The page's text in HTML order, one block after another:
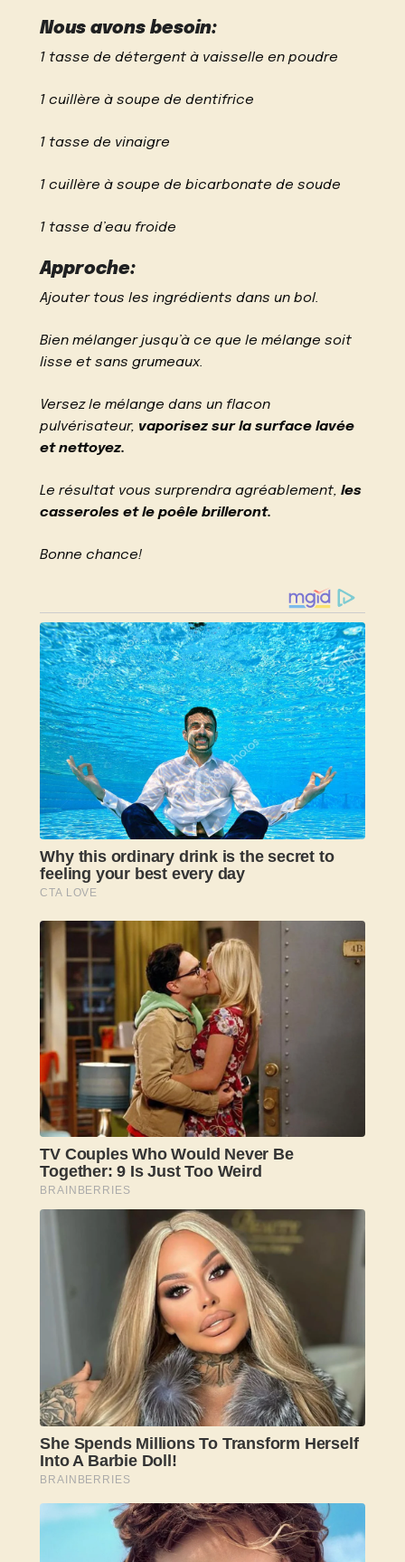
Nous avons besoin:
1 tasse de détergent à vaisselle en poudre
1 cuillère à soupe de dentifrice
1 tasse de vinaigre
1 cuillère à soupe de bicarbonate de soude
1 tasse d’eau froide
Approche:
Ajouter tous les ingrédients dans un bol.
Bien mélanger jusqu’à ce que le mélange soit
lisse et sans grumeaux.
Versez le mélange dans un flacon
pulvérisateur, vaporisez sur la surface lavée
et nettoyez.
Le résultat vous surprendra agréablement,les
casseroles et le poêle brilleront.
Bonne chance!